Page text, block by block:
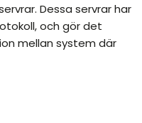
Dessa servrar har
och gör det
mellan system där